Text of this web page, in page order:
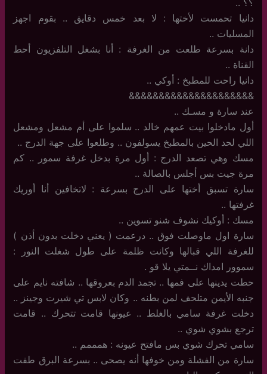
دانيا تحمست لأختها : لا بعد خمس دقايق .. بقوم اجهز
المسليات ..
دانة بسرعة طلعت من الغرفة : أنا بشغل التلفزيون أحط
القناة ..
دانيا راحت للمطبخ : أوكي ..
&&&&&&&&&&&&&&&&&&&&&
عند سارة و مسـك ..
أول مادخلوا بيت عمهم خالد .. سلموا على أم مشعل ومشعل
اللي لحد الحين بالمطبخ يسولفون .. وطلعوا على جهة الدرج ..
مسك وهي تصعد الدرج : أول مرة بدخل غرفة سمور .. كم
مرة جيت بس أجلس بالصالة ..
سارة تسبق أختها على الدرج بسرعة : لاتخافين أنا أوريك
غرفتها ..
مسك : أوكيك نشوف شنو تسوين ..
سارة اول ماوصلت فوق .. درعمت ( يعني دخلت بدون أذن )
للغرفة اللي قبالها وكانت ظلمة على طول شغلت النور :
سموور امداك نــمتي يلا قو .
حطت يدينها على فمها .. تجمد الدم بعروقها .. شافته نايم على
جنبه الأيمن متلحف لمن بطنه .. وكان لابس تي شيرت وجينز ..
دخلت غرفة سامي بالغلط .. عيونها قامت تتحرك .. قامت
ترجع بشوي شوي ..
سامي تحرك شوي بس مافتح عيونه : همممم ..
سارة من الفشلة ومن خوفها أنه يصحى .. بسرعة البرق طفت